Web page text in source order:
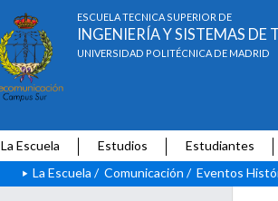
ESCUELA TÉCNICA SUPERIOR DE
INGENIERÍA Y SISTEMAS
UNIVERSIDAD POLITÉCNICA DE MADRID
La Escuela Estudios
Estudiantes
La Escuela / Comunicación / Eventos